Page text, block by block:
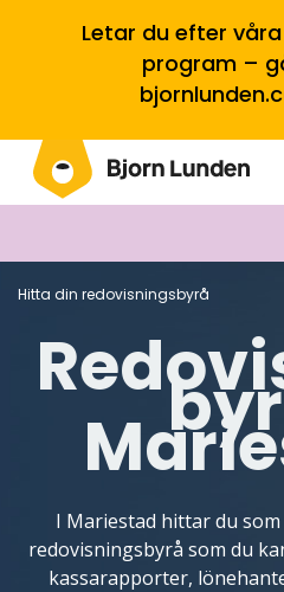
Letar du efter
program –
Hitta din redovisningsbyrå
I Mariestad hittar du
redovisningsbyrå som du
kassarapporter,